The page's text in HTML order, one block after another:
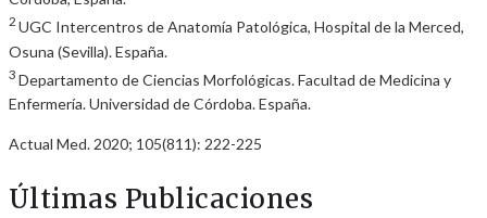
2 UGC Intercentros de Anatomía Patológica, Hospital de la Merced,
Osuna (Sevilla). España.
3 Departamento de Ciencias Morfológicas. Facultad de Medicina y
Enfermería. Universidad de Córdoba. España.
Actual Med. 2020; 105(811): 222-225
Últimas Publicaciones